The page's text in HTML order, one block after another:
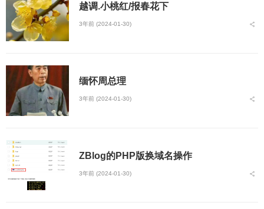
越调.小桃红/报春花下
3年前 (2024-01-30)
缅怀周总理
3年前 (2024-01-30)
ZBlog的PHP版换域名操作
3年前 (2024-01-30)